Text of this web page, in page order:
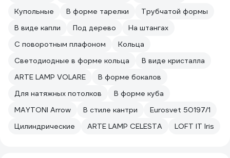
Купольные
В форме тарелки
Трубчатой формы
В виде капли
Под дерево
На штангах
С поворотным плафоном
Кольца
Светодиодные в форме кольца
В виде кристалла
ARTE LAMP VOLARE
В форме бокалов
Для натяжных потолков
В форме куба
MAYTONI Arrow
В стиле кантри
Eurosvet 50197/1
Цилиндрические
ARTE LAMP CELESTA LOFT IT Iris